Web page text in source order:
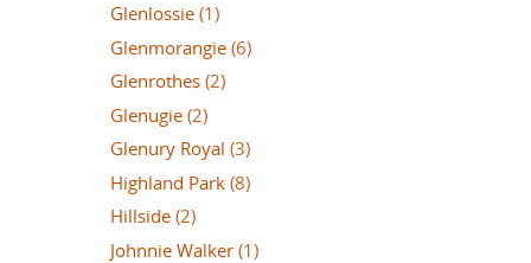
Glenlossie (1)
Glenmorangie (6)
Glenrothes (2)
Glenugie (2)
Glenury Royal (3)
Highland Park (8)
Hillside (2)
Johnnie Walker (1)